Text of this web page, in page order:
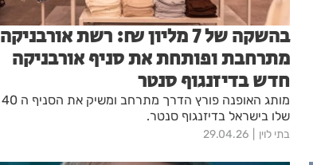
בהשקה של 7 מליון ₪: רשת אורבניקה
מתרחבת ופותחת את סניף אורבניקה
חדש בדיזנגוף סנטר
מותג האופנה פורץ הדרך מתרחב ומשיק את הסניף ה 40
שלו בישראל בדיזנגוף סנטר.
בתי לוין 29.04.26